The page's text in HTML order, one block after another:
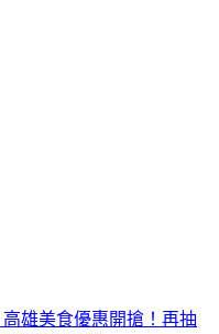
高雄美食優惠開搶！再抽